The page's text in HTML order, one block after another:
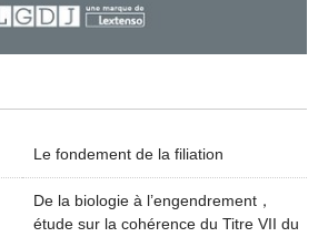
Le fondement de la filiation
De la biologie à l’engendrement，
étude sur la cohérence du Titre VII du